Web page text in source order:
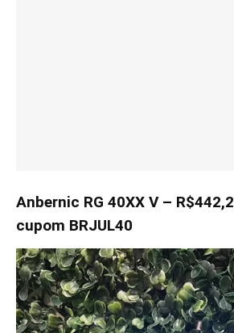
Anbernic RG 40XX V –
cupom BRJUL40